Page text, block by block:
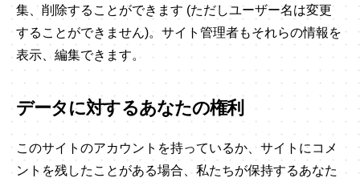
集、削除することができます (ただしユーザー名は変更
することができません)。サイト管理者もそれらの情報を
表示、編集できます。
データに対するあなたの権利
このサイトのアカウントを持っているか、サイトにコメ
ントを残したことがある場合、私たちが保持するあなた